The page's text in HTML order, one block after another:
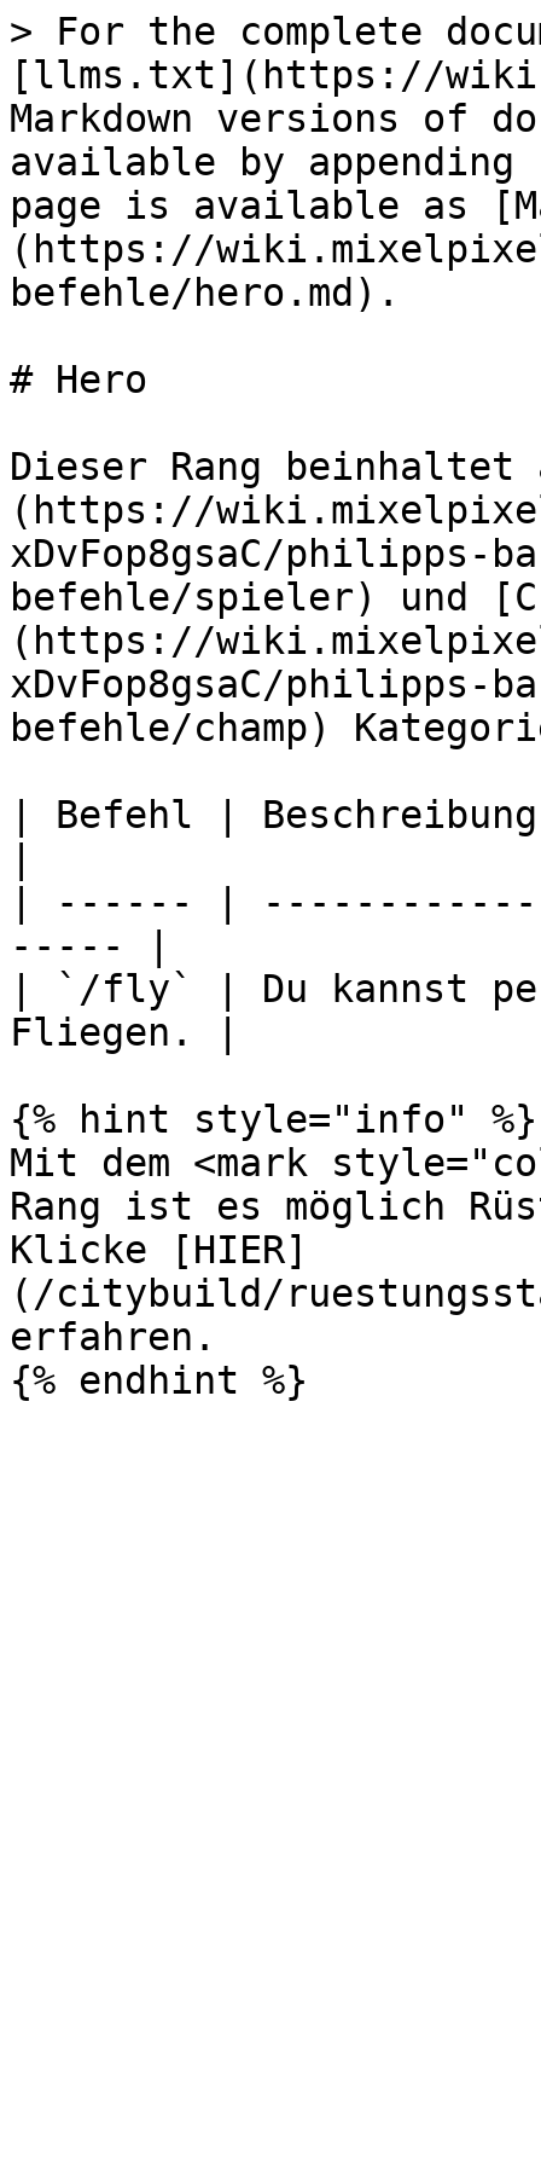
> For the complete
[llms.txt](https://
Markdown versions of
available by
page is available as
(https://
befehle/hero.md).
# Hero
Dieser Rang
(https://
xDvFop8gsaC/philipps-
befehle/spieler) und
(https://
xDvFop8gsaC/philipps-
befehle/champ)
| Befehl | Beschreibung
| ------ |
----- |
| `/fly` | Du kannst
Fliegen. |
{% hint style="info" %}
Mit dem <mark
Rang ist es möglich
Klicke [HIER]
(/citybuild/
erfahren.